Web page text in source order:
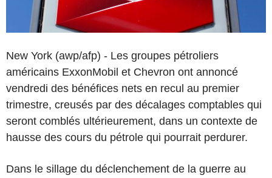
New York (awp/afp) - Les groupes pétroliers
américains ExxonMobil et Chevron ont annoncé
vendredi des bénéfices nets en recul au premier
trimestre, creusés par des décalages comptables qui
seront comblés ultérieurement, dans un contexte de
hausse des cours du pétrole qui pourrait perdurer.
Dans le sillage du déclenchement de la guerre au